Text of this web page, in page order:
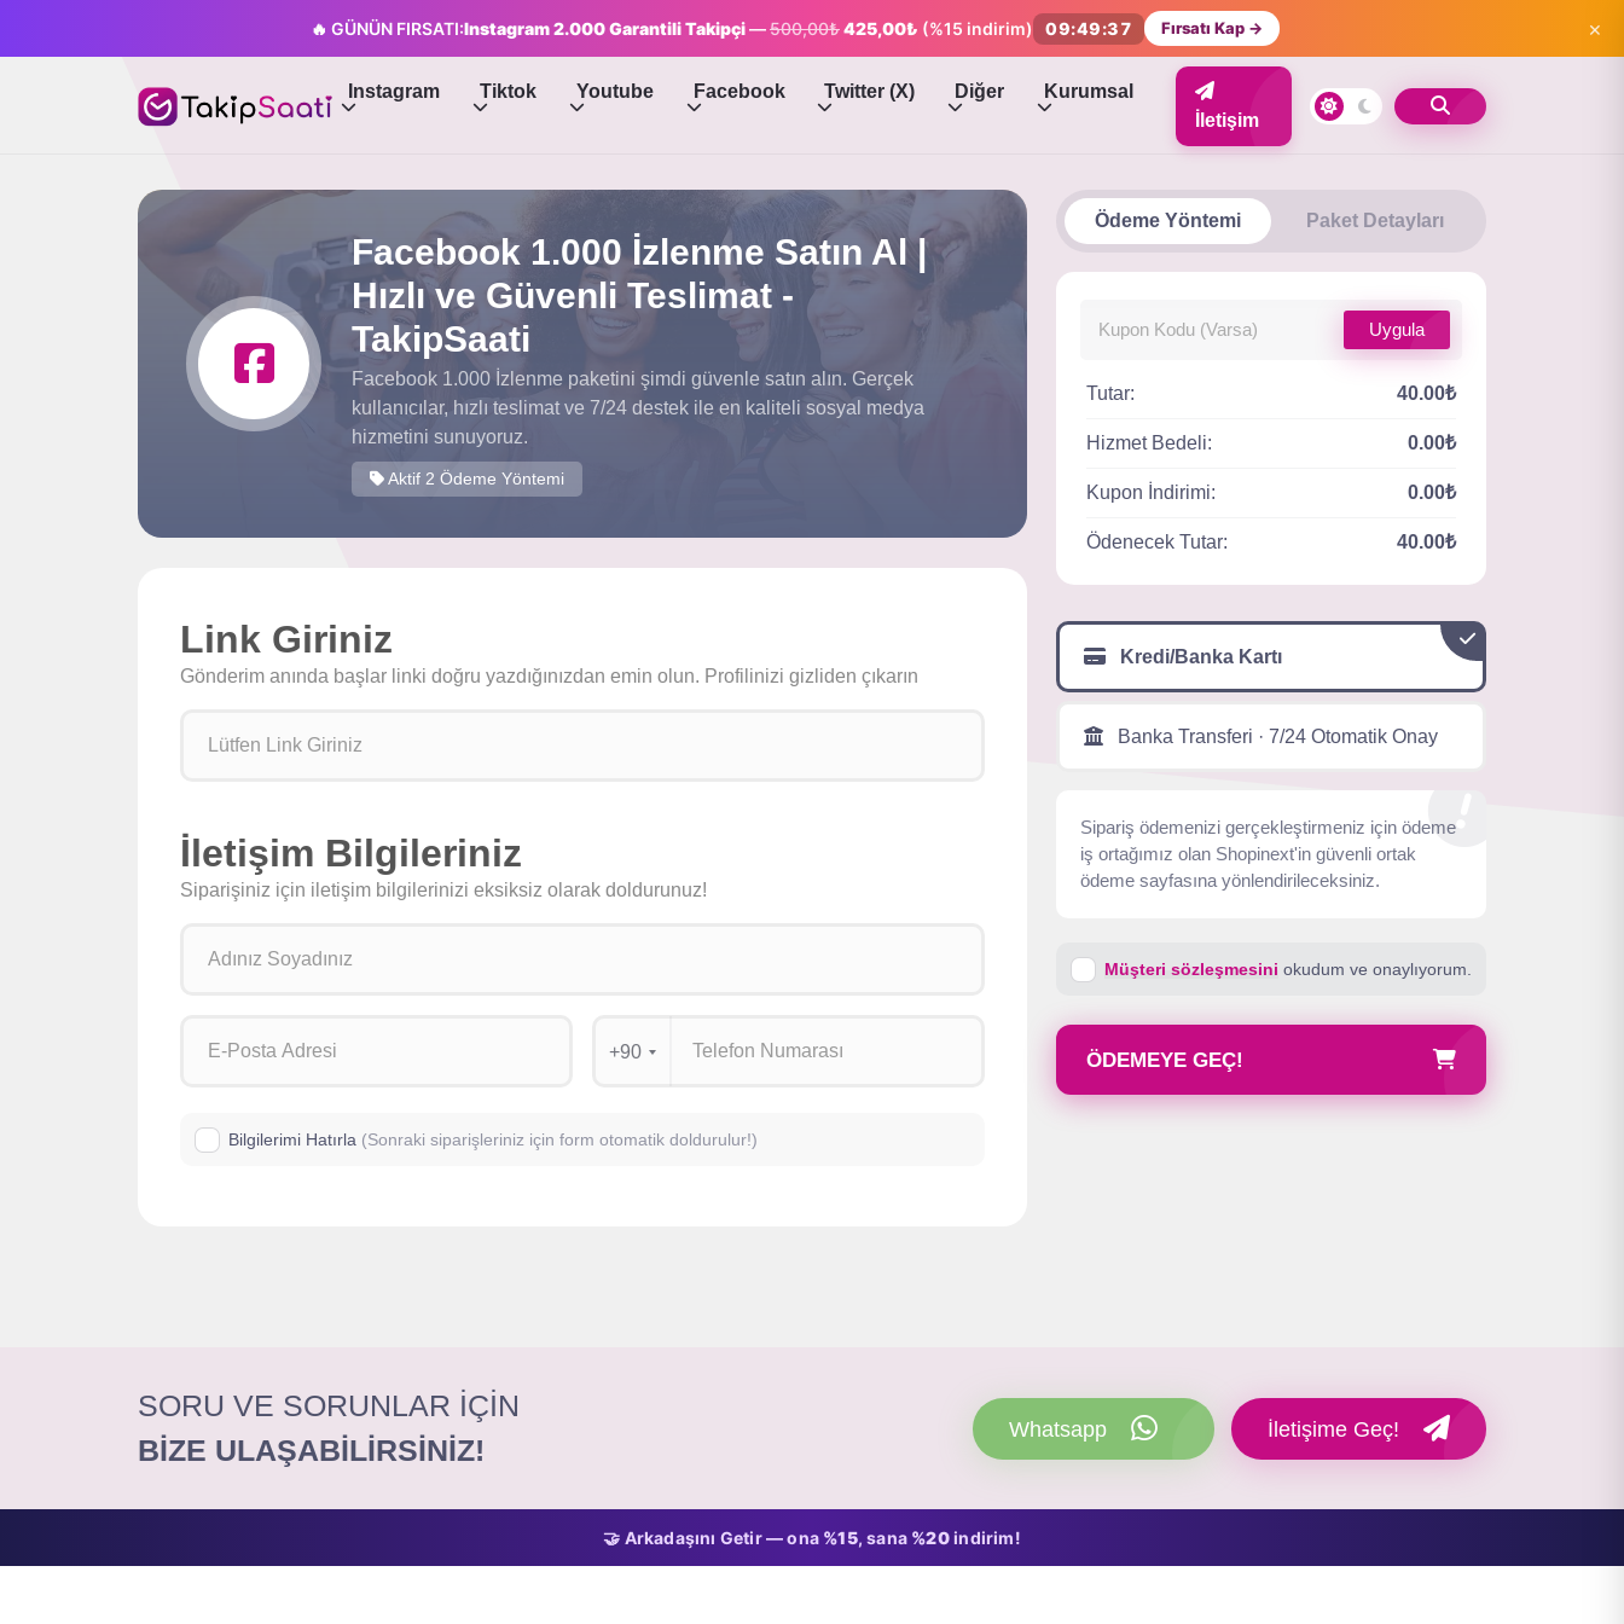
🔥 GÜNÜN FIRSATI:Instagram 2.000 Garantili Takipçi—500,00₺425,00₺ (%15 indirim) 09:49:36 Fırsatı Kap → ×
Instagram Tiktok Youtube Facebook Twitter (X) Diğer
Kurumsal
İletişim
Facebook 1.000 İzlenme Satın Al |
Hızlı ve Güvenli Teslimat -
TakipSaati
Facebook 1.000 İzlenme paketini şimdi güvenle satın alın. Gerçek
kullanıcılar, hızlı teslimat ve 7/24 destek ile en kaliteli sosyal medya
hizmetini sunuyoruz.
Aktif 2 Ödeme Yöntemi
Link Giriniz
Gönderim anında başlar linki doğru yazdığınızdan emin olun. Profilinizi gizliden çıkarın
İletişim Bilgileriniz
Siparişiniz için iletişim bilgilerinizi eksiksiz olarak doldurunuz!
+90
Bilgilerimi Hatırla (Sonraki siparişleriniz için form otomatik doldurulur!)
Ödeme Yöntemi Paket Detayları
Uygula
Tutar: 40.00₺
Hizmet Bedeli: 0.00₺
Kupon İndirimi: 0.00₺
Ödenecek Tutar: 40.00₺
Kredi/Banka Kartı
Banka Transferi · 7/24 Otomatik Onay
Sipariş ödemenizi gerçekleştirmeniz için ödeme
iş ortağımız olan Shopinext'in güvenli ortak
ödeme sayfasına yönlendirileceksiniz.
Müşteri sözleşmesini okudum ve onaylıyorum.
ÖDEMEYE GEÇ!
SORU VE SORUNLAR İÇİN
BİZE ULAŞABİLİRSİNİZ!
Whatsapp İletişime Geç!
🤝 Arkadaşını Getir — ona %15, sana %20indirim!